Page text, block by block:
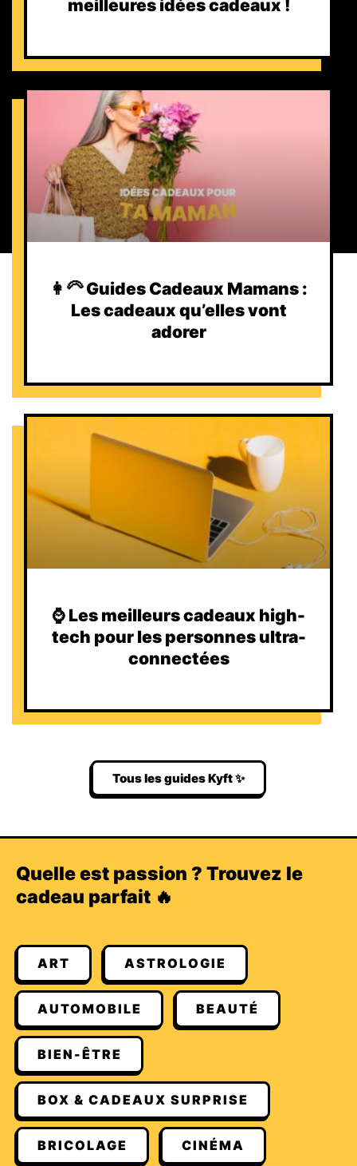
meilleures idées cadeaux !
👩‍🦳 Guides Cadeaux Mamans :
Les cadeaux qu’elles vont
adorer
⌚️ Les meilleurs cadeaux high-
tech pour les personnes ultra-
connectées
Tous les guides Kyft ✨
Quelle est passion ? Trouvez le
cadeau parfait 🔥
ART ASTROLOGIE
AUTOMOBILE BEAUTÉ
BIEN-ÊTRE
BOX & CADEAUX SURPRISE
BRICOLAGE CINÉMA